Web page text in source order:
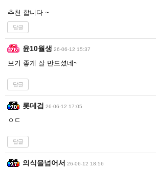
추천 합니다 ~
답글
윤10월생 26-06-12 15:37
보기 좋게 잘 만드셨네~
답글
롯데검 26-06-12 17:05
ㅇㄷ
답글
의식을넘어서 26-06-12 18:56